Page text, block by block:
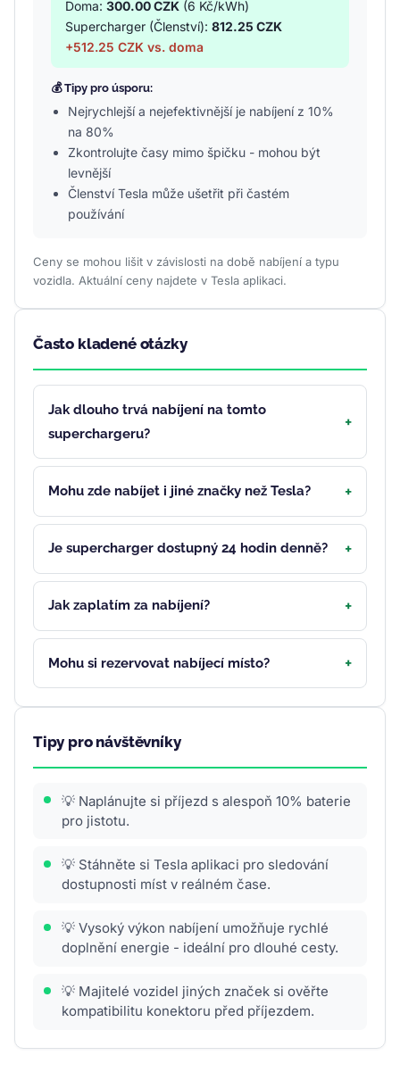
Doma: 300.00 CZK (6 Kč/kWh)
Supercharger (Členství): 812.25 CZK
+512.25 CZK vs. doma
💰 Tipy pro úsporu:
Nejrychlejší a nejefektivnější je nabíjení z 10%
na 80%
Zkontrolujte časy mimo špičku - mohou být
levnější
Členství Tesla může ušetřit při častém
používání
Ceny se mohou lišit v závislosti na době nabíjení a typu
vozidla. Aktuální ceny najdete v Tesla aplikaci.
Často kladené otázky
Jak dlouho trvá nabíjení na tomto
superchargeru?
Mohu zde nabíjet i jiné značky než Tesla?
Je supercharger dostupný 24 hodin denně?
Jak zaplatím za nabíjení?
Mohu si rezervovat nabíjecí místo?
Tipy pro návštěvníky
💡 Naplánujte si příjezd s alespoň 10% baterie
pro jistotu.
💡 Stáhněte si Tesla aplikaci pro sledování
dostupnosti míst v reálném čase.
💡 Vysoký výkon nabíjení umožňuje rychlé
doplnění energie - ideální pro dlouhé cesty.
💡 Majitelé vozidel jiných značek si ověřte
kompatibilitu konektoru před příjezdem.